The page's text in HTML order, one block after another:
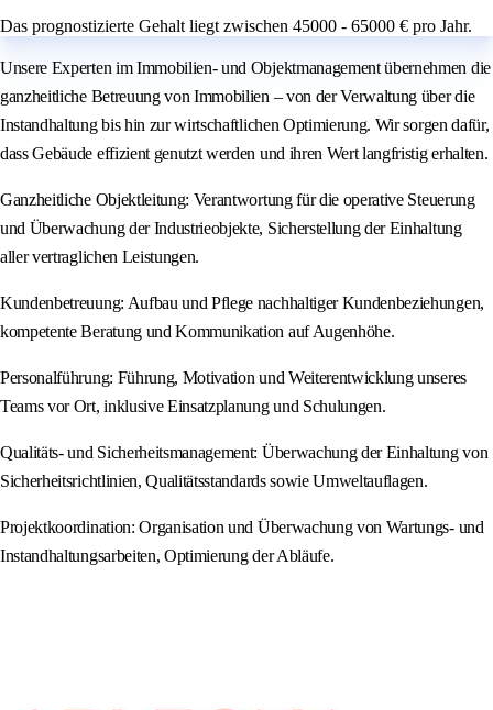
Das prognostizierte Gehalt liegt zwischen 45000 - 65000 € pro Jahr.
Unsere Experten im Immobilien- und Objektmanagement übernehmen die
ganzheitliche Betreuung von Immobilien – von der Verwaltung über die
Instandhaltung bis hin zur wirtschaftlichen Optimierung. Wir sorgen dafür,
dass Gebäude effizient genutzt werden und ihren Wert langfristig erhalten.
Ganzheitliche Objektleitung: Verantwortung für die operative Steuerung
und Überwachung der Industrieobjekte, Sicherstellung der Einhaltung
aller vertraglichen Leistungen.
Kundenbetreuung: Aufbau und Pflege nachhaltiger Kundenbeziehungen,
kompetente Beratung und Kommunikation auf Augenhöhe.
Personalführung: Führung, Motivation und Weiterentwicklung unseres
Teams vor Ort, inklusive Einsatzplanung und Schulungen.
Qualitäts- und Sicherheitsmanagement: Überwachung der Einhaltung von
Sicherheitsrichtlinien, Qualitätsstandards sowie Umweltauflagen.
Projektkoordination: Organisation und Überwachung von Wartungs- und
Instandhaltungsarbeiten, Optimierung der Abläufe.